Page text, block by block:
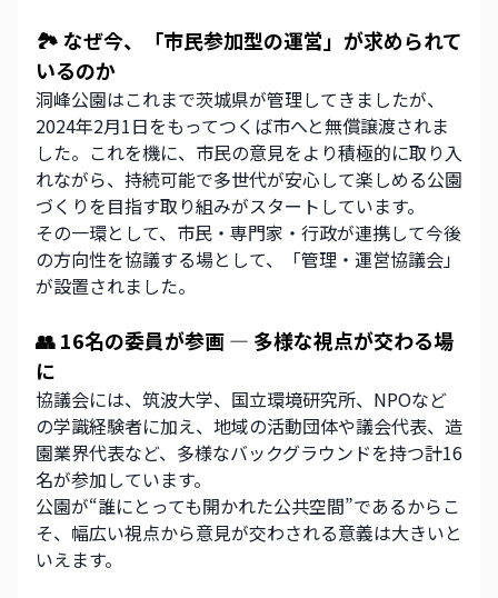
🏞 なぜ今、「市民参加型の運営」が求められて
いるのか
洞峰公園はこれまで茨城県が管理してきましたが、
2024年2月1日をもってつくば市へと無償譲渡されま
した。これを機に、市民の意見をより積極的に取り入
れながら、持続可能で多世代が安心して楽しめる公園
づくりを目指す取り組みがスタートしています。
その一環として、市民・専門家・行政が連携して今後
の方向性を協議する場として、「管理・運営協議会」
が設置されました。
👥 16名の委員が参画 ― 多様な視点が交わる場
に
協議会には、筑波大学、国立環境研究所、NPOなど
の学識経験者に加え、地域の活動団体や議会代表、造
園業界代表など、多様なバックグラウンドを持つ計16
名が参加しています。
公園が“誰にとっても開かれた公共空間”であるからこ
そ、幅広い視点から意見が交わされる意義は大きいと
いえます。